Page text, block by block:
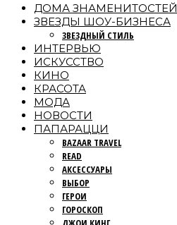
ДОМА ЗНАМЕНИТОСТЕЙ
ЗВЕЗДЫ ШОУ-БИЗНЕСА
ЗВЕЗДНЫЙ СТИЛЬ
ИНТЕРВЬЮ
ИСКУССТВО
КИНО
КРАСОТА
МОДА
НОВОСТИ
ПАПАРАЦЦИ
BAZAAR TRAVEL
READ
АКСЕССУАРЫ
ВЫБОР
ГЕРОИ
ГОРОСКОП